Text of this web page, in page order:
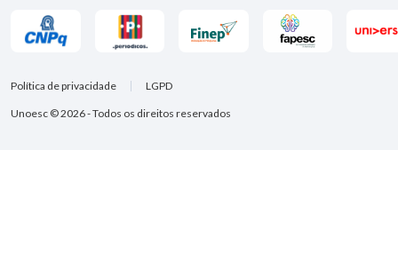
Unoesc © 2026 - Todos os direitos reservados
Política de privacidade LGPD